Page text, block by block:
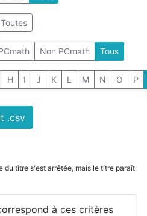
Toutes
Non PCmath Tous
H I J K L M N O P
.csv
du titre s'est arrêtée, mais le titre paraît
à ces critères